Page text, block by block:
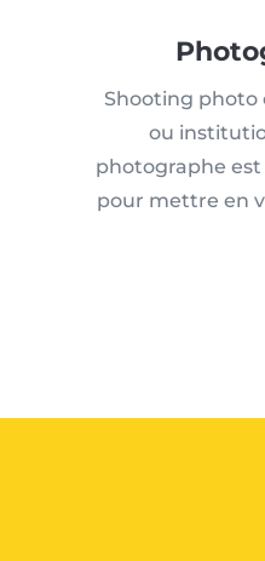
Shooting photo
ou
photographe
pour mettre en